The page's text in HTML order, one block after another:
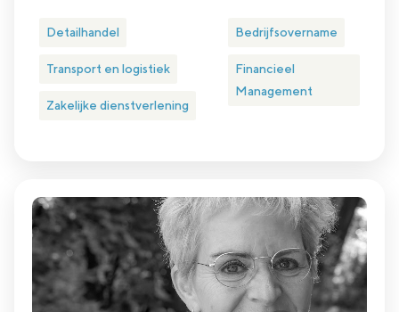
Detailhandel
Transport en logistiek
Zakelijke dienstverlening
Bedrijfsovername
Financieel
Management